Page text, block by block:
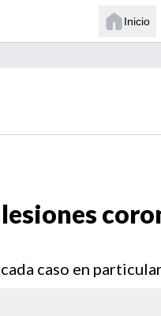
Inicio
caso en